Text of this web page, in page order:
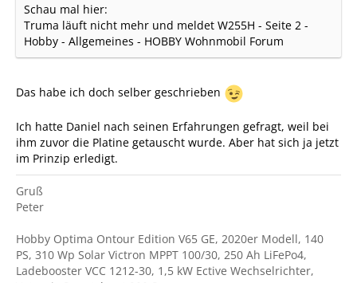
Schau mal hier:
Truma läuft nicht mehr und meldet W255H - Seite 2 -
Hobby - Allgemeines - HOBBY Wohnmobil Forum
Das habe ich doch selber geschrieben
Ich hatte Daniel nach seinen Erfahrungen gefragt, weil bei
ihm zuvor die Platine getauscht wurde. Aber hat sich ja jetzt
im Prinzip erledigt.
Gruß
Peter
Hobby Optima Ontour Edition V65 GE, 2020er Modell, 140
PS, 310 Wp Solar Victron MPPT 100/30, 250 Ah LiFePo4,
Ladebooster VCC 1212-30, 1,5 kW Ective Wechselrichter,